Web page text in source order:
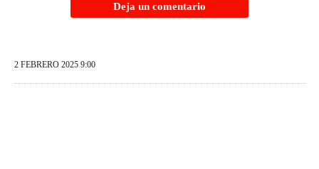
Deja un comentario
2 FEBRERO 2025 9:00